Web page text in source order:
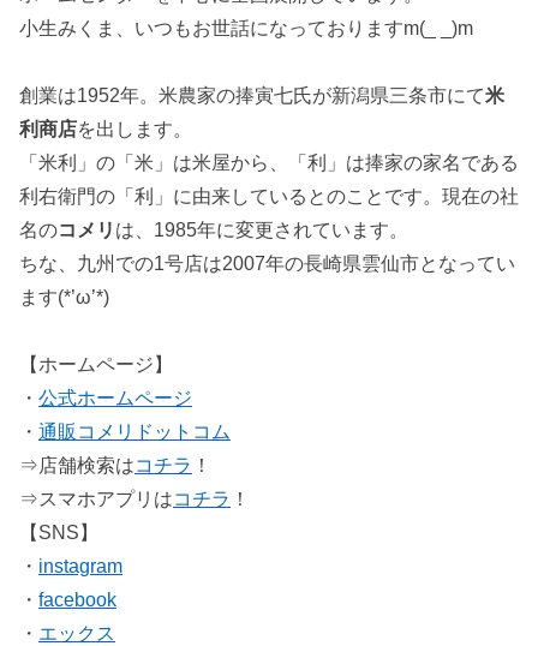
小生みくま、いつもお世話になっておりますm(_ _)m
創業は1952年。米農家の捧寅七氏が新潟県三条市にて米
利商店を出します。
「米利」の「米」は米屋から、「利」は捧家の家名である
利右衛門の「利」に由来しているとのことです。現在の社
名のコメリ は、1985年に変更されています。
ちな、九州での1号店は2007年の長崎県雲仙市となってい
ます(*’ω’*)
【ホームページ】
・ 公式ホームページ
・ 通販コメリドットコム
⇒店舗検索はコチラ ！
⇒スマホアプリはコチラ ！
【SNS】
・ instagram
・ facebook
・ エックス